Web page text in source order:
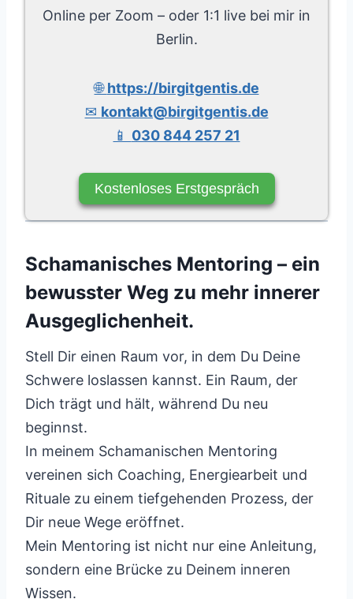
Online per Zoom – oder 1:1 live bei mir in
Berlin.
🌐https://birgitgentis.de
✉ kontakt@birgitgentis.de
📱 030 844 257 21
Kostenloses Erstgespräch
Schamanisches Mentoring – ein
bewusster Weg zu mehr innerer
Ausgeglichenheit.
Stell Dir einen Raum vor, in dem Du Deine
Schwere loslassen kannst. Ein Raum, der
Dich trägt und hält, während Du neu
beginnst.
In meinem Schamanischen Mentoring
vereinen sich Coaching, Energiearbeit und
Rituale zu einem tiefgehenden Prozess, der
Dir neue Wege eröffnet.
Mein Mentoring ist nicht nur eine Anleitung,
sondern eine Brücke zu Deinem inneren
Wissen.